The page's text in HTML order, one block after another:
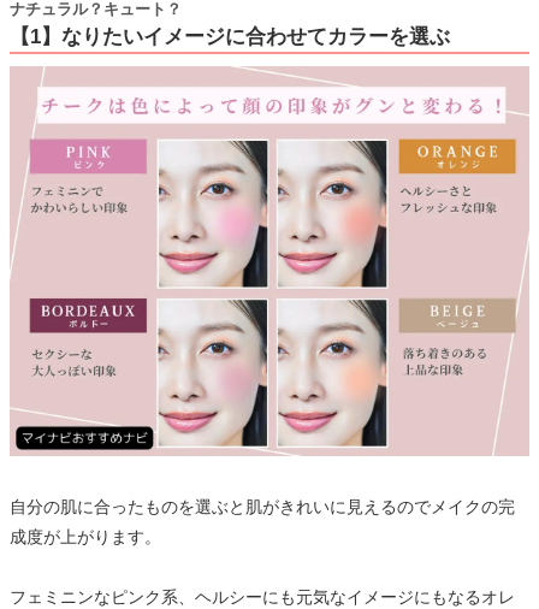
【1】なりたいイメージに合わせてカラーを選ぶ
ナチュラル？キュート？
自分の肌に合ったものを選ぶと肌がきれいに見えるのでメイクの完
成度が上がります。
フェミニンなピンク系、ヘルシーにも元気なイメージにもなるオレ